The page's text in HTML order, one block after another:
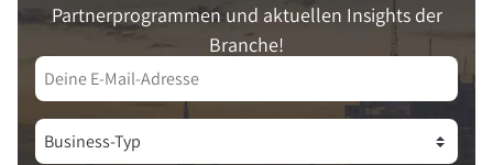
Partnerprogrammen und aktuellen Insights der
Branche!